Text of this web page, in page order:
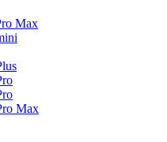
Max
Max